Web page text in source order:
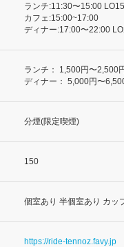
ランチ:11:30〜15:00
カフェ:15:00~17:00
ディナー:17:00〜22:00
ランチ：
1,500円〜2,500
ディナー： 5,000円〜
分煙(限定喫煙)
150
個室あり 半個室あり カッ
https://ride-tennoz.favy.jp